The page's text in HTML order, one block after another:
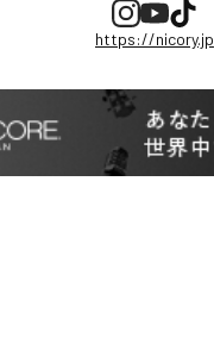
https://nicory.jp